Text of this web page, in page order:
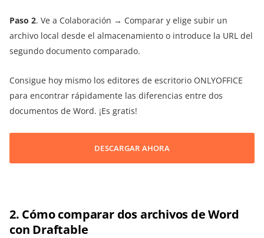
Paso 2. Ve a Colaboración → Comparar y elige subir un
archivo local desde el almacenamiento o introduce la URL del
segundo documento comparado.
Consigue hoy mismo los editores de escritorio ONLYOFFICE
para encontrar rápidamente las diferencias entre dos
documentos de Word. ¡Es gratis!
DESCARGAR AHORA
2. Cómo comparar dos archivos de Word
con Draftable